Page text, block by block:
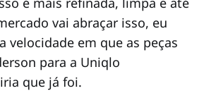
vai abraçar isso, eu
velocidade em que as peças
para a Uniqlo
que já foi.